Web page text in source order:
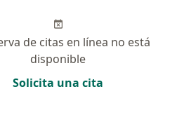
de citas en línea no está
disponible
Solicita una cita